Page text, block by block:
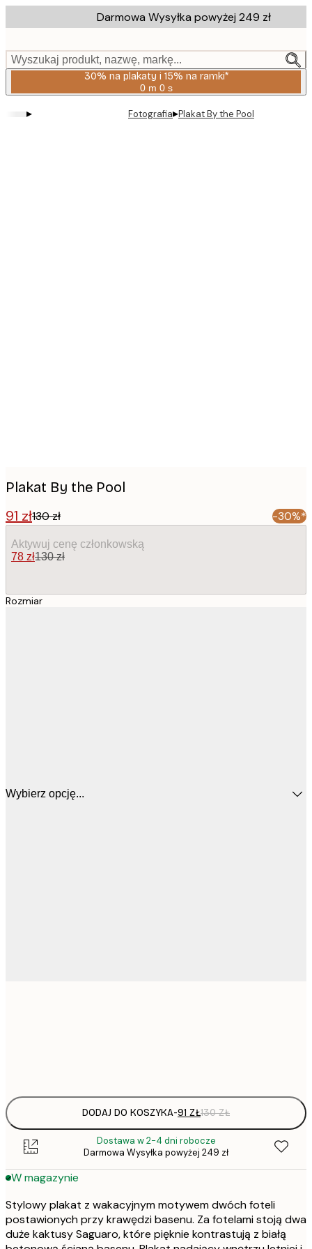
to
content.
Darmowa Wysyłka powyżej 249 zł
Wyszukaj produkt, nazwę, markę...
30% na plakaty i 15% na ramki*
0 m 0 s
Ważny
2026-
▸ Fotografia▸Plakat By the Pool
Plakat By the Pool
91 zł130 zł -30%*
Aktywuj cenę członkowską
78 zł130 zł
Rozmiar
Wybierz opcję...
DODAJ DO KOSZYKA-91 ZŁ130 ZŁ
Dostawa w 2-4 dni robocze
Darmowa Wysyłka powyżej 249 zł
W magazynie
Stylowy plakat z wakacyjnym motywem dwóch foteli
postawionych przy krawędzi basenu. Za fotelami stoją dwa
duże kaktusy Saguaro, które pięknie kontrastują z białą